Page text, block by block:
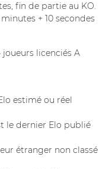
fin de partie au KO.
+ 10 secondes
licenciés A
estimé ou réel
le dernier Elo publié
étranger non classé